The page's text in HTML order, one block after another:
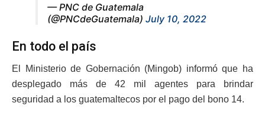
— PNC de Guatemala
(@PNCdeGuatemala) July 10, 2022
En todo el país
El Ministerio de Gobernación (Mingob) informó que ha
desplegado más de 42 mil agentes para brindar
seguridad a los guatemaltecos por el pago del bono 14.